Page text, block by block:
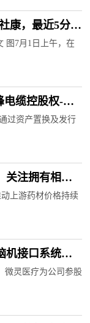
康，最近5分钟
图7月1日上午，在
过资产置换及发行
关注拥有相关
上游药材价格持续
机接口系统的
微灵医疗为公司参股